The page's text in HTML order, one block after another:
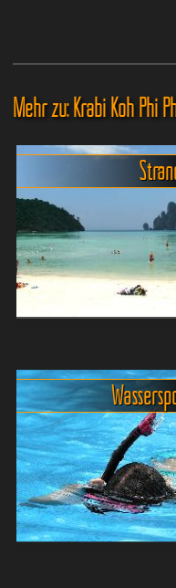
Mehr zu: Krabi Koh Phi
Ob du lieber barfuß über
endlose, weiße
läufst oder versteckte
Buchten suchst, in denen
das Meer türkis glitzert
nur das Rauschen der ...